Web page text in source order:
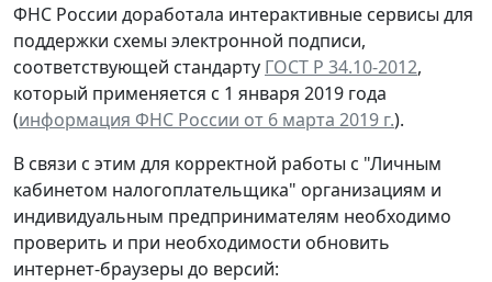
ФНС России доработала интерактивные сервисы для
поддержки схемы электронной подписи,
соответствующей стандарту ГОСТ Р 34.10-2012,
который применяется с 1 января 2019 года
(информация ФНC России от 6 марта 2019 г.).
В связи с этим для корректной работы с "Личным
кабинетом налогоплательщика" организациям и
индивидуальным предпринимателям необходимо
проверить и при необходимости обновить
интернет-браузеры до версий: